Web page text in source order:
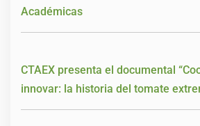
Académicas
CTAEX presenta el documental
innovar: la historia del tomate